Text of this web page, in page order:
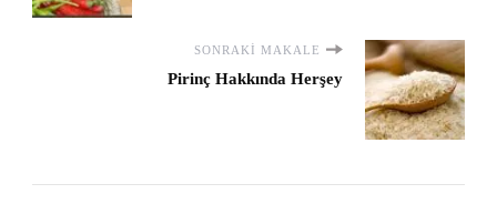
SONRAKI MAKALE
Pirinç Hakkında Herşey